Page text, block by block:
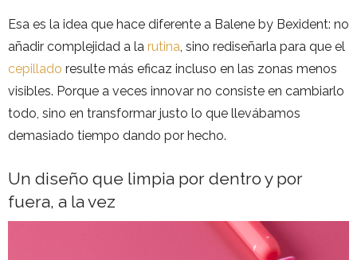
Esa es la idea que hace diferente a Balene by Bexident: no
añadir complejidad a la rutina, sino rediseñarla para que el
cepillado resulte más eficaz incluso en las zonas menos
visibles. Porque a veces innovar no consiste en cambiarlo
todo, sino en transformar justo lo que llevábamos
demasiado tiempo dando por hecho.
Un diseño que limpia por dentro y por
fuera, a la vez